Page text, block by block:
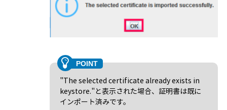
"The selected certificate already exists in
keystore."と表示された場合、証明書は既に
インポート済みです。